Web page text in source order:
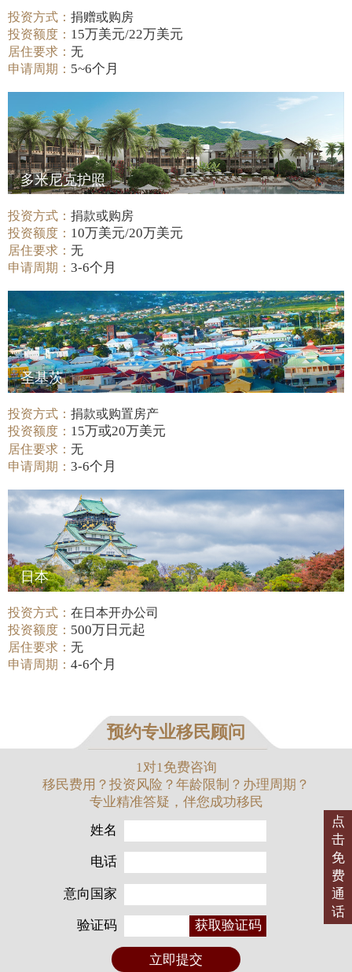
投资方式：捐赠或购房
投资额度： 15万美元/22万美元
居住要求：无
申请周期： 5~6个月
多米尼克护照
投资方式：捐款或购房
投资额度： 10万美元/20万美元
居住要求：无
申请周期：3-6个月
圣基茨
投资方式：捐款或购置房产
投资额度： 15万或20万美元
居住要求：无
申请周期：3-6个月
日本
投资方式：在日本开办公司
投资额度： 500万日元起
居住要求：无
申请周期：4-6个月
预约专业移民顾问
1对1免费咨询
移民费用？投资风险？年龄限制？办理周期？
专业精准答疑，伴您成功移民
姓名
电话
意向国家
验证码 获取验证码
立即提交
点
击
免
费
通
话